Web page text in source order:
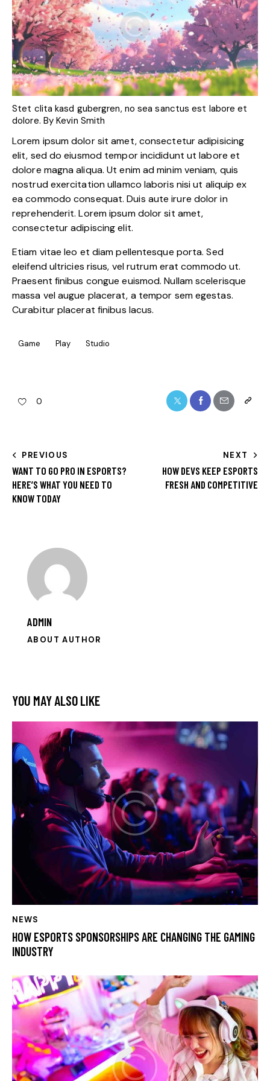
Stet clita kasd gubergren, no sea sanctus est labore et
dolore. ByKevin Smith
Lorem ipsum dolor sit amet, consectetur adipisicing
elit, sed do eiusmod tempor incididunt ut labore et
dolore magna aliqua. Ut enim ad minim veniam, quis
nostrud exercitation ullamco laboris nisi ut aliquip ex
ea commodo consequat. Duis aute irure dolor in
reprehenderit. Lorem ipsum dolor sit amet,
consectetur adipiscing elit.
Etiam vitae leo et diam pellentesque porta. Sed
eleifend ultricies risus, vel rutrum erat commodo ut.
Praesent finibus congue euismod. Nullam scelerisque
massa vel augue placerat, a tempor sem egestas.
Curabitur placerat finibus lacus.
Game Play Studio
0
PREVIOUS
WANT TO GO PRO IN ESPORTS?
HERE’S WHAT YOU NEED TO
KNOW TODAY
NEXT
HOW DEVS KEEP ESPORTS
FRESH AND COMPETITIVE
ADMIN
ABOUT AUTHOR
YOU MAY ALSO LIKE
NEWS
HOW ESPORTS SPONSORSHIPS ARE CHANGING THE GAMING
INDUSTRY